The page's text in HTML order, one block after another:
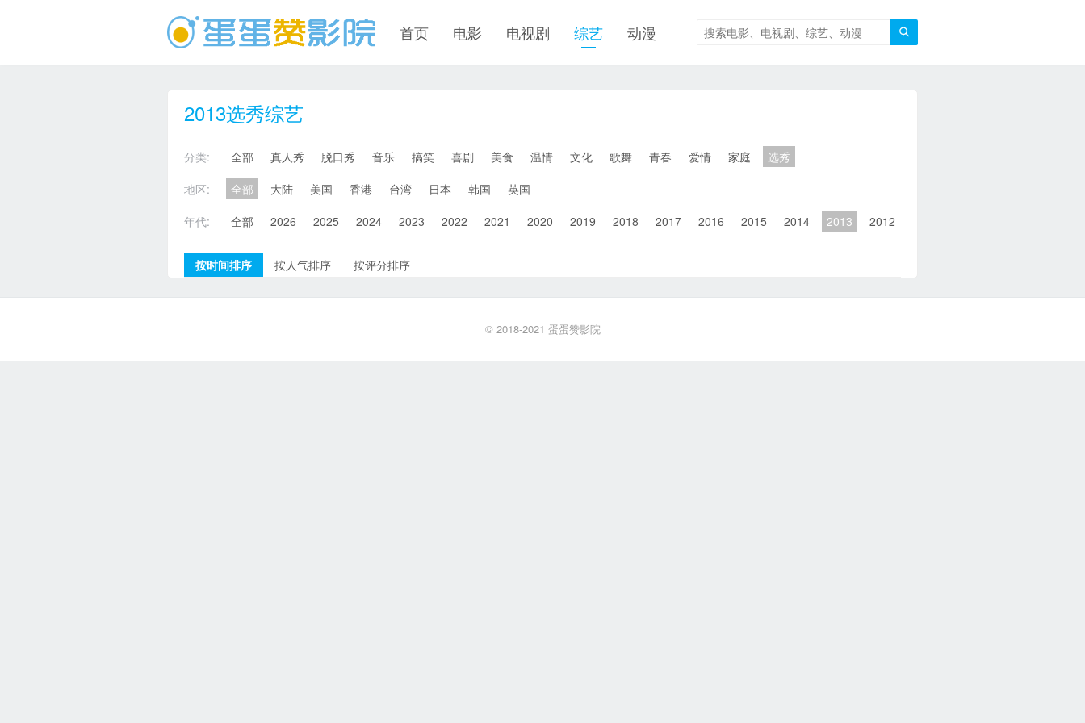

首页 电影 电视剧 综艺 动漫
2013选秀综艺
分类: 全部 真人秀 脱口秀 音乐 搞笑 喜剧 美食 温情 文化 歌舞 青春 爱情 家庭
选秀
地区:
全部 大陆 美国 香港 台湾 日本 韩国
英国
年代:
全部 2026 2025 2024 2023 2022 2021 2020 2019 2018 2017 2016 2015 2014 2013 2012
按时间排序 按人气排序 按评分排序
© 2018-2021 蛋蛋赞影院